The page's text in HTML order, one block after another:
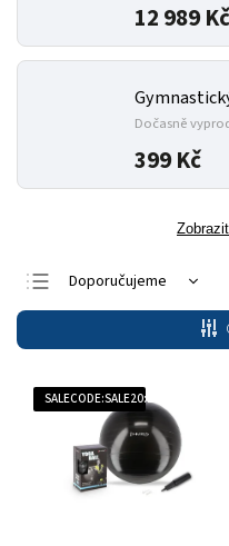
12 989 Kč
Dočasně
399 Kč
Doporučujeme
Nejlevnější
Nejdražší
Nejprodávanější
Abecedně
SALECODE:SALE20:20:%